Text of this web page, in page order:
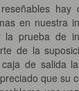
en nuestra
prueba de
de la
de salida
que su